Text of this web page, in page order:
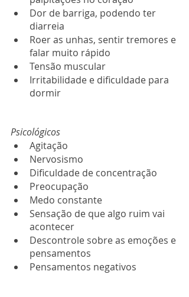
Dor de barriga, podendo ter
diarreia
Roer as unhas, sentir tremores e
falar muito rápido
Tensão muscular
Irritabilidade e dificuldade para
dormir
Psicológicos
Agitação
Nervosismo
Dificuldade de concentração
Preocupação
Medo constante
Sensação de que algo ruim vai
acontecer
Descontrole sobre as emoções e
pensamentos
Pensamentos negativos